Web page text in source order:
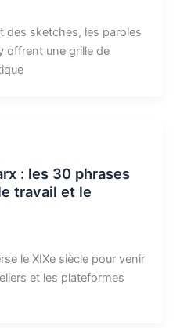
des sketches, les paroles
offrent une grille de
: les 30 phrases
travail et le
le XIXe siècle pour venir
et les plateformes